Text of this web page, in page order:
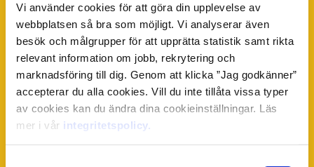
Vi använder cookies för att göra din upplevelse av
webbplatsen så bra som möjligt. Vi analyserar även
besök och målgrupper för att upprätta statistik samt rikta
relevant information om jobb, rekrytering och
marknadsföring till dig. Genom att klicka ”Jag godkänner”
accepterar du alla cookies. Vill du inte tillåta vissa typer
av cookies kan du ändra dina cookieinställningar. Läs
mer i vår integritetspolicy.
Telefonnummer*
E-post*